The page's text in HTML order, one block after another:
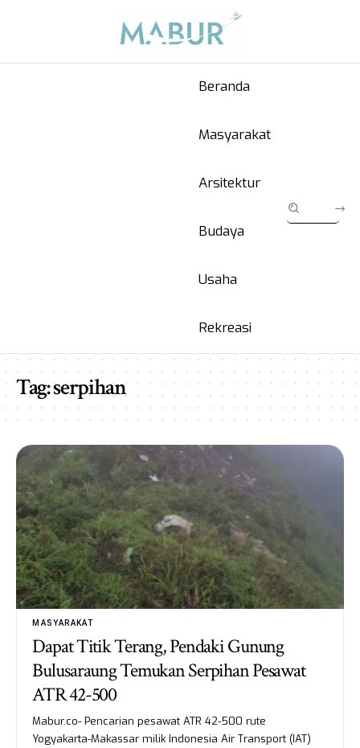
Beranda
Masyarakat
Arsitektur
Budaya
Usaha
Rekreasi
Tag:serpihan
MASYARAKAT
Dapat Titik Terang, Pendaki Gunung
Bulusaraung Temukan Serpihan Pesawat
ATR 42-500
Mabur.co- Pencarian pesawat ATR 42-500 rute
Yogyakarta-Makassar milik Indonesia Air Transport (IAT)